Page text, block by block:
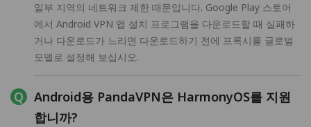
일부 지역의 네트워크 제한 때문입니다. Google Play 스토어
에서 Android VPN 앱 설치 프로그램을 다운로드할 때 실패하
거나 다운로드가 느리면 다운로드하기 전에 프록시를 글로벌
모델로 설정해 보십시오.
Android용 PandaVPN은 HarmonyOS를 지원
합니까?